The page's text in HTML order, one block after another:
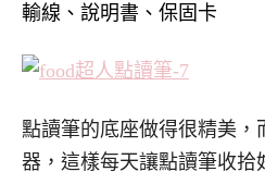
輸線、說明書、保固卡
點讀筆的底座做得很精美，
器，這樣每天讓點讀筆收拾